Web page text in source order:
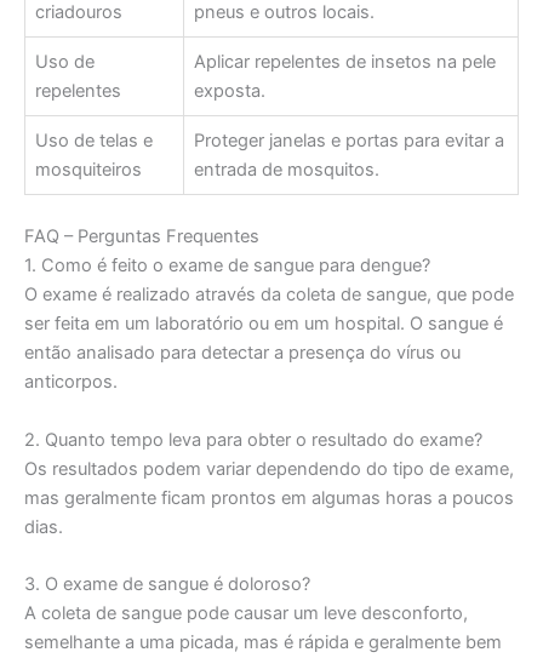
criadouros
pneus e outros locais.
Uso de
repelentes
Aplicar repelentes de insetos na pele
exposta.
Uso de telas e
mosquiteiros
Proteger janelas e portas para evitar a
entrada de mosquitos.
FAQ – Perguntas Frequentes
1. Como é feito o exame de sangue para dengue?
O exame é realizado através da coleta de sangue, que pode
ser feita em um laboratório ou em um hospital. O sangue é
então analisado para detectar a presença do vírus ou
anticorpos.
2. Quanto tempo leva para obter o resultado do exame?
Os resultados podem variar dependendo do tipo de exame,
mas geralmente ficam prontos em algumas horas a poucos
dias.
3. O exame de sangue é doloroso?
A coleta de sangue pode causar um leve desconforto,
semelhante a uma picada, mas é rápida e geralmente bem